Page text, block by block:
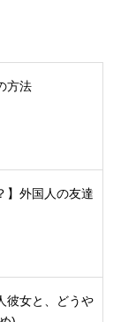
方法
】外国人の友達
彼女と、どうや